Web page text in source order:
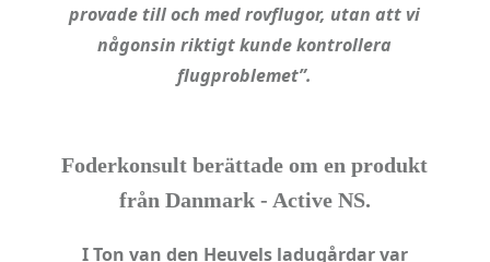
provade till och med rovflugor, utan att vi
någonsin riktigt kunde kontrollera
flugproblemet”.
Foderkonsult berättade om en produkt
från Danmark - Active NS.
I Ton van den Heuvels ladugårdar var